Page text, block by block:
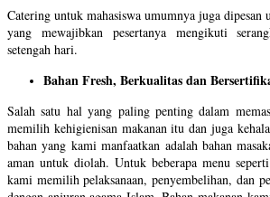
Catering untuk mahasiswa umumnya juga dipesan
yang mewajibkan pesertanya mengikuti
setengah hari.
Bahan Fresh, Berkualitas dan
Salah satu hal yang paling penting dalam
memilih kehigienisan makanan itu dan juga
bahan yang kami manfaatkan adalah bahan
aman untuk diolah. Untuk beberapa menu
kami memilih pelaksanaan, penyembelihan, dan